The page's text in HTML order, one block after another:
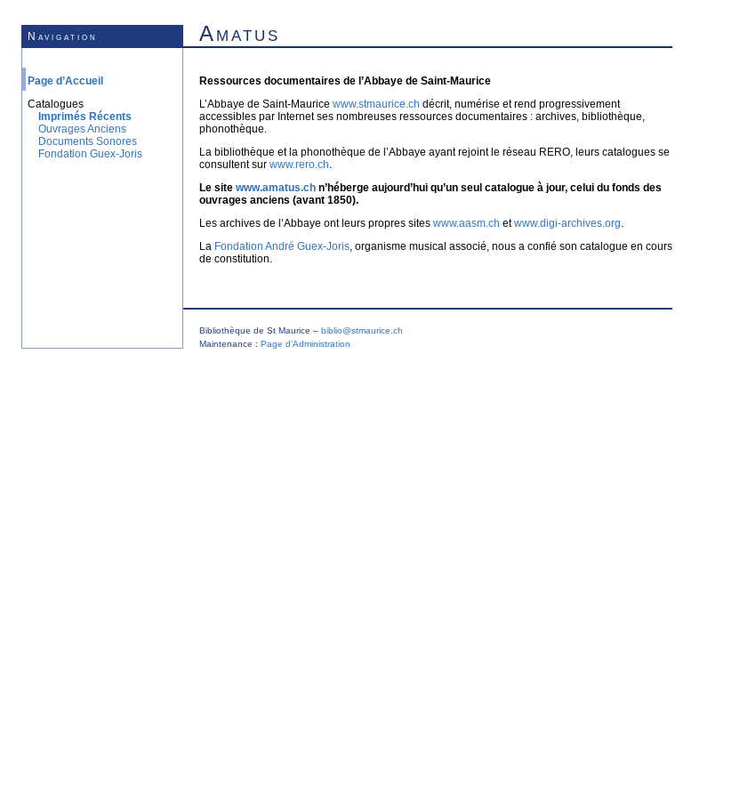
Navigation Amatus
Page d’Accueil
Catalogues
Imprimés Récents
Ouvrages Anciens
Documents Sonores
Fondation Guex-Joris
Ressources documentaires de l’Abbaye de Saint-Maurice
L’Abbaye de Saint-Maurice www.stmaurice.ch décrit, numérise et rend progressivement
accessibles par Internet ses nombreuses ressources documentaires : archives, bibliothèque,
phonothèque.
La bibliothèque et la phonothèque de l’Abbaye ayant rejoint le réseau RERO, leurs catalogues se
consultent sur www.rero.ch.
Le site www.amatus.ch n’héberge aujourd’hui qu’un seul catalogue à jour, celui du fonds des
ouvrages anciens (avant 1850).
Les archives de l’Abbaye ont leurs propres sites www.aasm.ch etwww.digi-archives.org.
La Fondation André Guex-Joris, organisme musical associé, nous a confié son catalogue en cours
de constitution.
Bibliothèque de St Maurice – biblio@stmaurice.ch
Maintenance : Page d’Administration